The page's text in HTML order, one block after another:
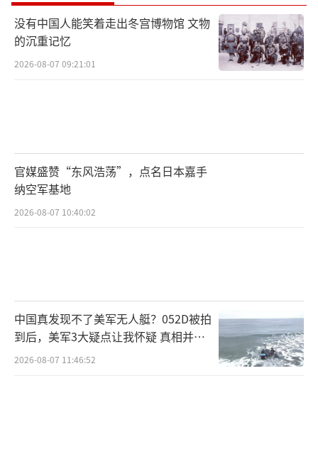
没有中国人能笑着走出冬宫博物馆 文物
的沉重记忆
2026-08-07 09:21:01
官媒盛赞“东风浩荡”，点名日本嘉手
纳空军基地
2026-08-07 10:40:02
中国真发现不了美军无人艇？052D被拍
到后，美军3大疑点让我怀疑 真相并非
如此
2026-08-07 11:46:52